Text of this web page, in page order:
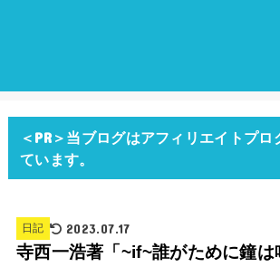
＜PR＞当ブログはアフィリエイトプロ
ています。
日記 2023.07.17
寺西一浩著「~if~誰がために鐘は